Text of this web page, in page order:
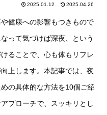
2025.01.12 2025.04.26
健康への影響もつきもので
って気づけば深夜、という
ることで、心も体もリフレ
上します。本記事では、夜
の具体的な方法を10個ご紹
プローチで、スッキリとし